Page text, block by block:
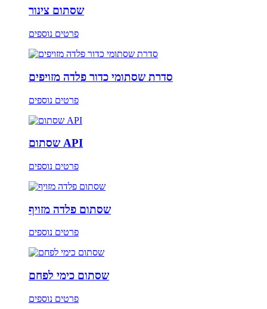
שסתום צינור
פרטים נוספים
סדרת שסתומי כדור פלדה מזויפים
פרטים נוספים
שסתום API
פרטים נוספים
שסתום פלדה מזויף
פרטים נוספים
שסתום כימי לפחם
פרטים נוספים